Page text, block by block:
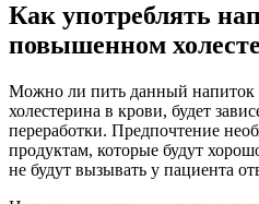
Как употреблять
повышенном
Можно ли пить данный
холестерина в крови, будет
переработки. Предпочтение
продуктам, которые будут
не будут вызывать у пациента